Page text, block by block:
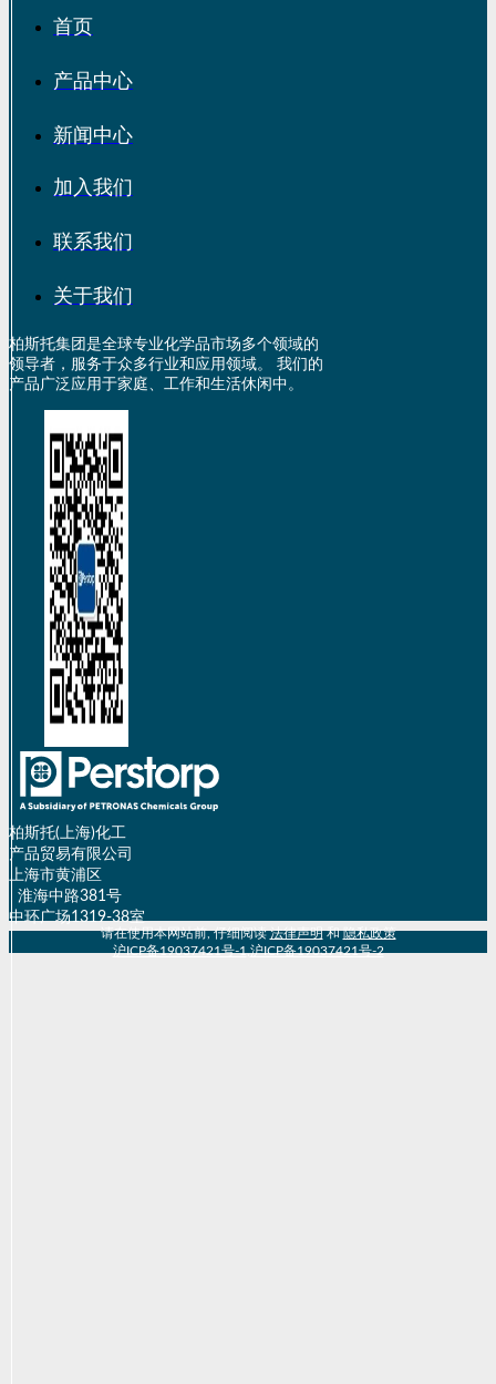
首页
产品中心
新闻中心
加入我们
联系我们
关于我们
柏斯托集团是全球专业化学品市场多个领域的
领导者，服务于众多行业和应用领域。 我们的
产品广泛应用于家庭、工作和生活休闲中。
柏斯托(上海)化工
产品贸易有限公司
上海市黄浦区
淮海中路381号
中环广场1319-38室
请在使用本网站前, 仔细阅读法律声明和隐私政策
沪ICP备19037421号-1,沪ICP备19037421号-2